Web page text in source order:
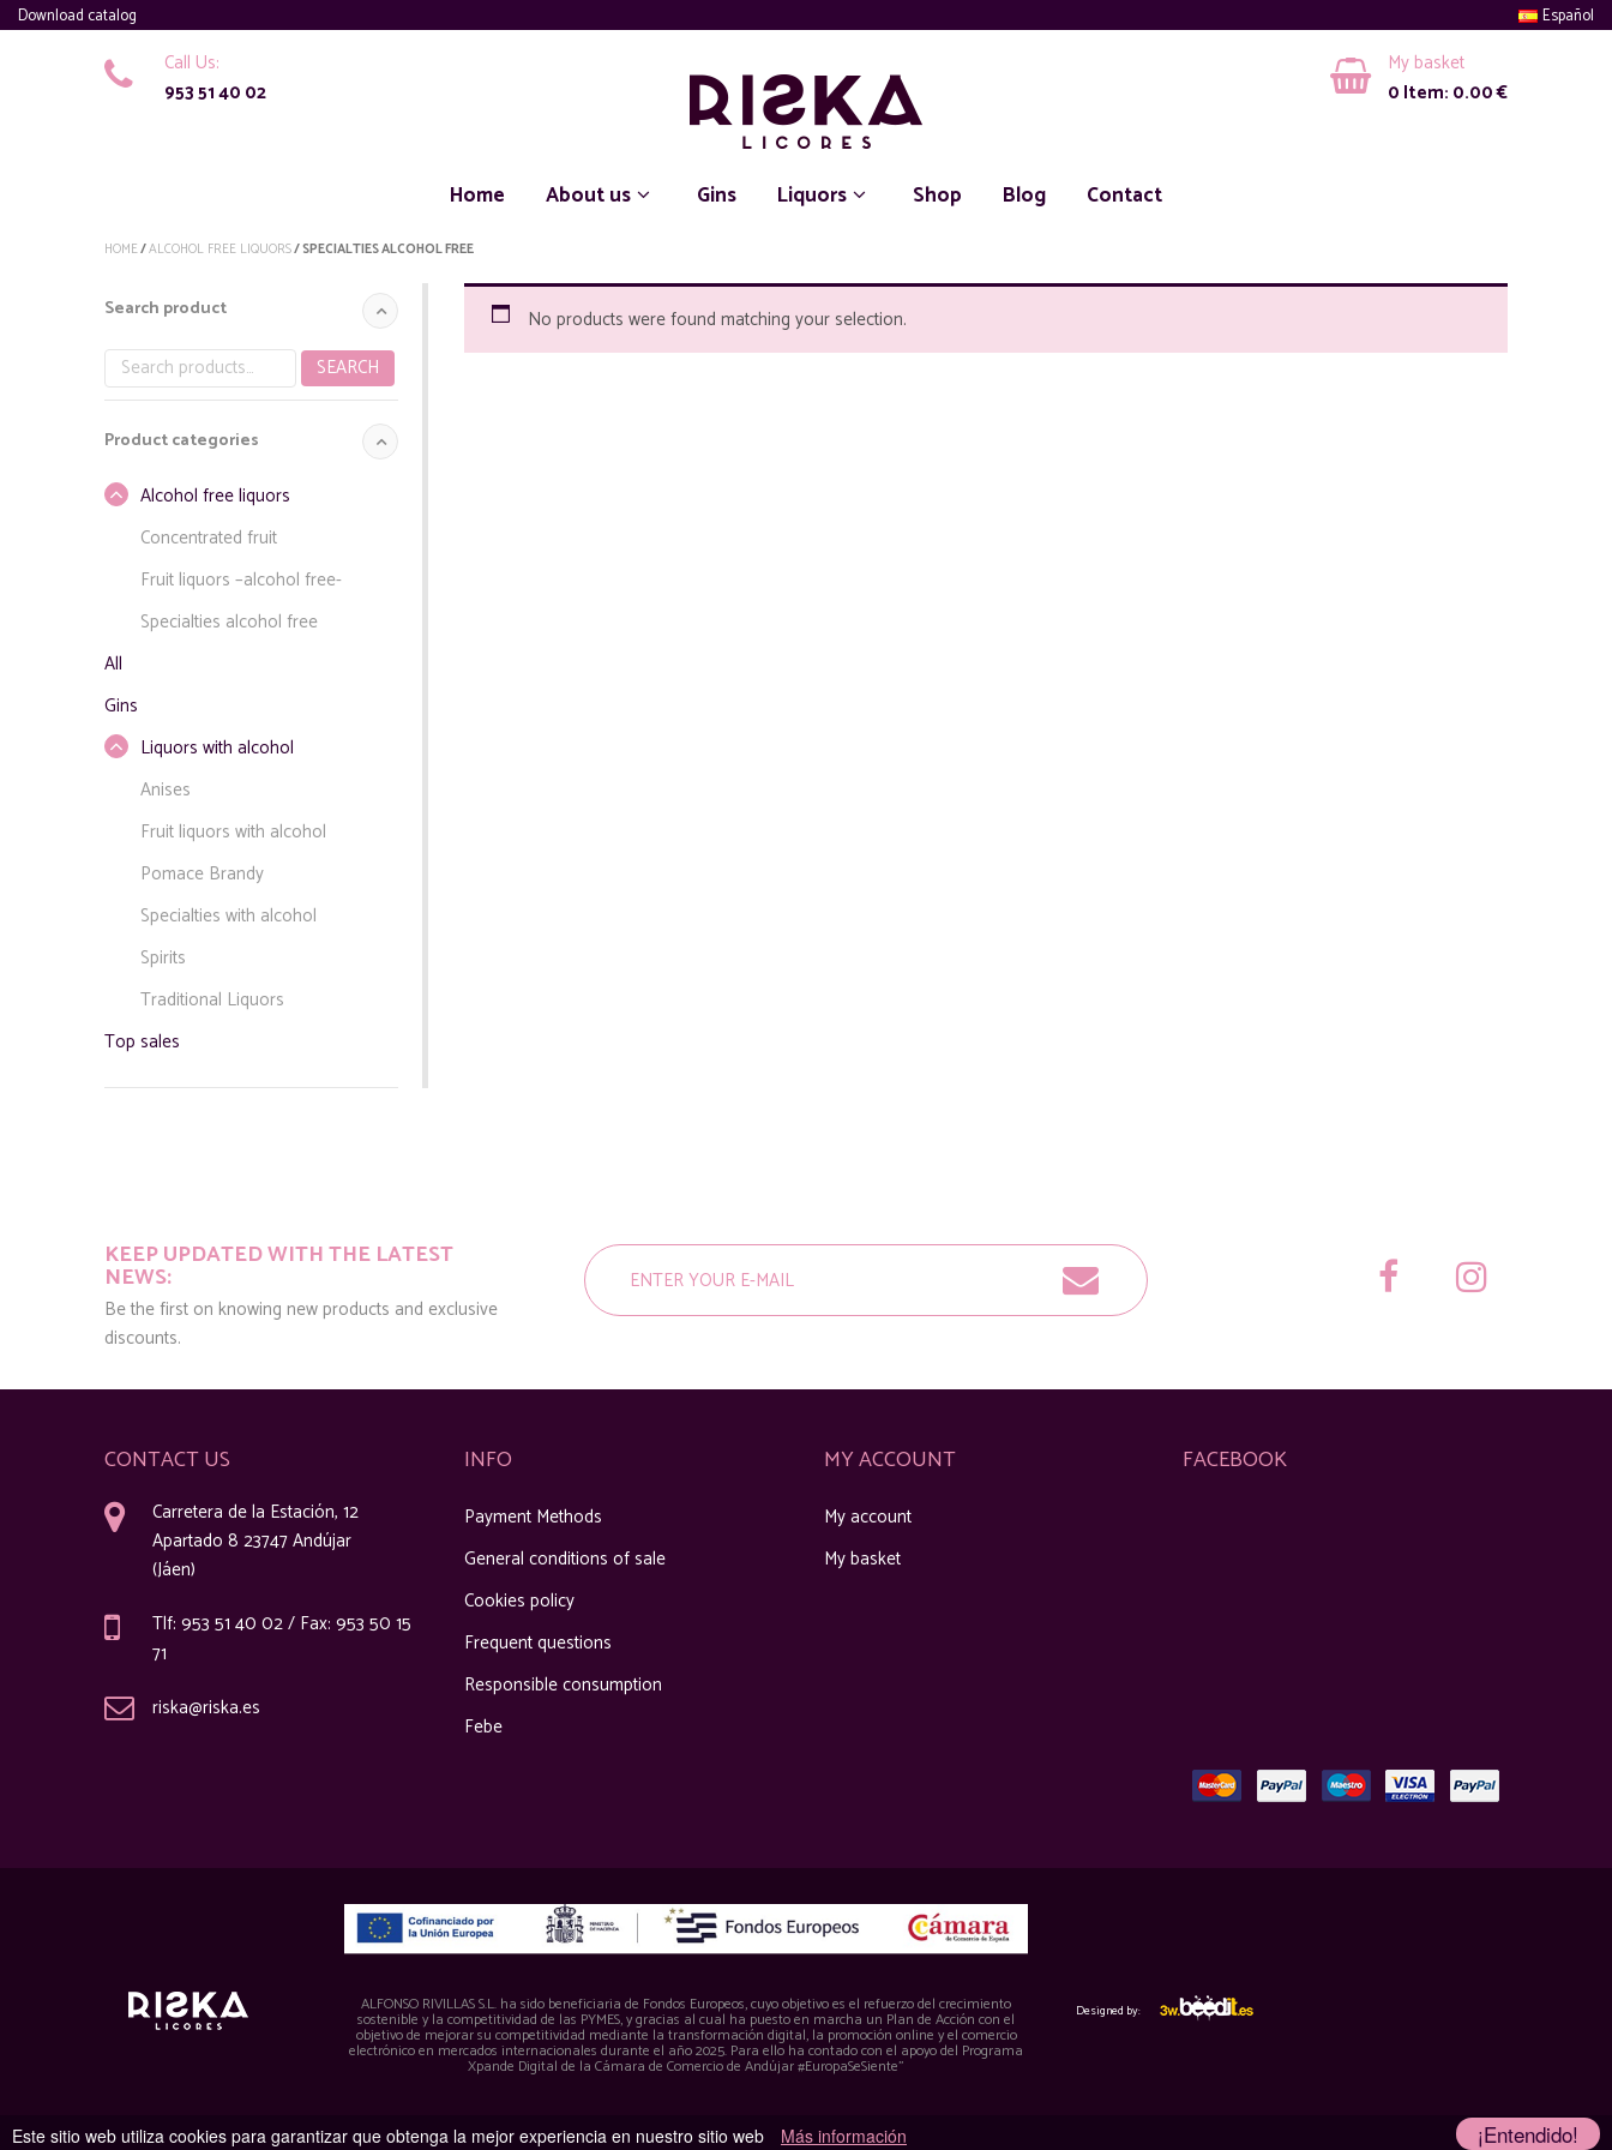
¡Entendido!
Este sitio web utiliza cookies para garantizar que obtenga la mejor experiencia en nuestro sitio web Más información
Download catalog Español
Call Us:
953 51 40 02
My basket
0 Item: 0.00€
Home About us Gins Liquors Shop Blog Contact
HOME/ALCOHOL FREE LIQUORS/ SPECIALTIES ALCOHOL FREE
No products were found matching your selection.
Search product
Search
for:
SEARCH
Product categories
Alcohol free liquors
Concentrated fruit
Fruit liquors –alcohol free-
Specialties alcohol free
All
Gins
Liquors with alcohol
Anises
Fruit liquors with alcohol
Pomace Brandy
Specialties with alcohol
Spirits
Traditional Liquors
Top sales
KEEP UPDATED WITH THE LATEST
NEWS:
Be the first on knowing new products and exclusive
discounts.
CONTACT US
Carretera de la Estación, 12
Apartado 8 23747 Andújar
(Jáen)
Tlf: 953 51 40 02 / Fax: 953 50 15
71
riska@riska.es
INFO
Payment Methods
General conditions of sale
Cookies policy
Frequent questions
Responsible consumption
Febe
MY ACCOUNT
My account
My basket
FACEBOOK
ALFONSO RIVILLAS S.L. ha sido beneficiaria de Fondos Europeos, cuyo objetivo es el refuerzo del crecimiento
sostenible y la competitividad de las PYMES, y gracias al cual ha puesto en marcha un Plan de Acción con el
objetivo de mejorar su competitividad mediante la transformación digital, la promoción online y el comercio
electrónico en mercados internacionales durante el año 2025. Para ello ha contado con el apoyo del Programa
Xpande Digital de la Cámara de Comercio de Andújar #EuropaSeSiente”
Designed by: